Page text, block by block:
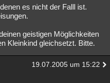
es nicht der Falll ist.
geistigen Möglichkeiten
Kleinkind gleichsetzt. Bitte.
19.07.2005 um 15:22